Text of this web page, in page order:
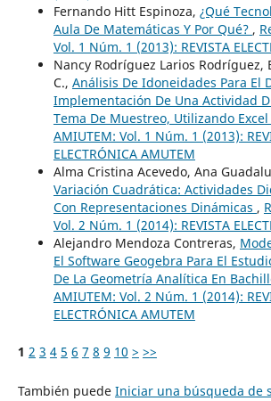
Fernando Hitt Espinoza, ¿Qué
Aula De Matemáticas Y Por Qué? ,
Vol. 1 Núm. 1 (2013): REVISTA
Nancy Rodríguez Larios Rodríguez,
C., Análisis De Idoneidades Para El
Implementación De Una Actividad
Tema De Muestreo, Utilizando Excel
AMIUTEM: Vol. 1 Núm. 1 (2013):
ELECTRÓNICA AMUTEM
Alma Cristina Acevedo, Ana
Variación Cuadrática: Actividades
Con Representaciones Dinámicas ,
Vol. 2 Núm. 1 (2014): REVISTA
Alejandro Mendoza Contreras,
El Software Geogebra Para El
De La Geometría Analítica En
AMIUTEM: Vol. 2 Núm. 1 (2014):
ELECTRÓNICA AMUTEM
1 2 3 4 5 6 7 8 9 10 > >>
También puede Iniciar una búsqueda de